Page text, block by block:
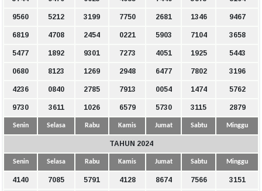
9560 5212 3199 7750 2681 1346 9467
6819 4708 2454 0221 5903 7104 3658
5477 1892 9301 7273 4051 1925 5443
0680 8123 1269 2948 6477 7802 3196
4236 0840 2785 7913 0054 1474 5762
9730 3611 1026 6579 5730 3115 2879
Senin Selasa Rabu Kamis Jumat Sabtu Minggu
TAHUN 2024
Senin Selasa Rabu Kamis Jumat Sabtu Minggu
4140 7085 5791 4128 8674 7566 3151